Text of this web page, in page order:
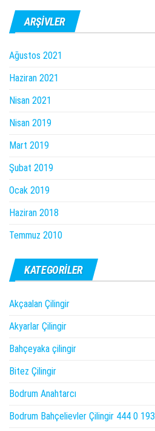
ARŞIVLER
Ağustos 2021
Haziran 2021
Nisan 2021
Nisan 2019
Mart 2019
Şubat 2019
Ocak 2019
Haziran 2018
Temmuz 2010
KATEGORILER
Akçaalan Çilingir
Akyarlar Çilingir
Bahçeyaka çilingir
Bitez Çilingir
Bodrum Anahtarcı
Bodrum Bahçelievler Çilingir 444 0 193